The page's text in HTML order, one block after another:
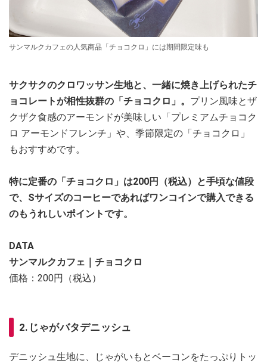
サンマルクカフェの人気商品「チョコクロ」には期間限定味も
サクサクのクロワッサン生地と、一緒に焼き上げられたチ
ョコレートが相性抜群の「チョコクロ」。 プリン風味とザ
クザク食感のアーモンドが美味しい「プレミアムチョコク
ロ アーモンドフレンチ」や、季節限定の「チョコクロ」
もおすすめです。
特に定番の「チョコクロ」は200円（税込）と手頃な値段
で、Sサイズのコーヒーであればワンコインで購入できる
のもうれしいポイントです。
DATA
サンマルクカフェ｜チョコクロ
価格：200円（税込）
2.じゃがバタデニッシュ
デニッシュ生地に、じゃがいもとベーコンをたっぷりトッ